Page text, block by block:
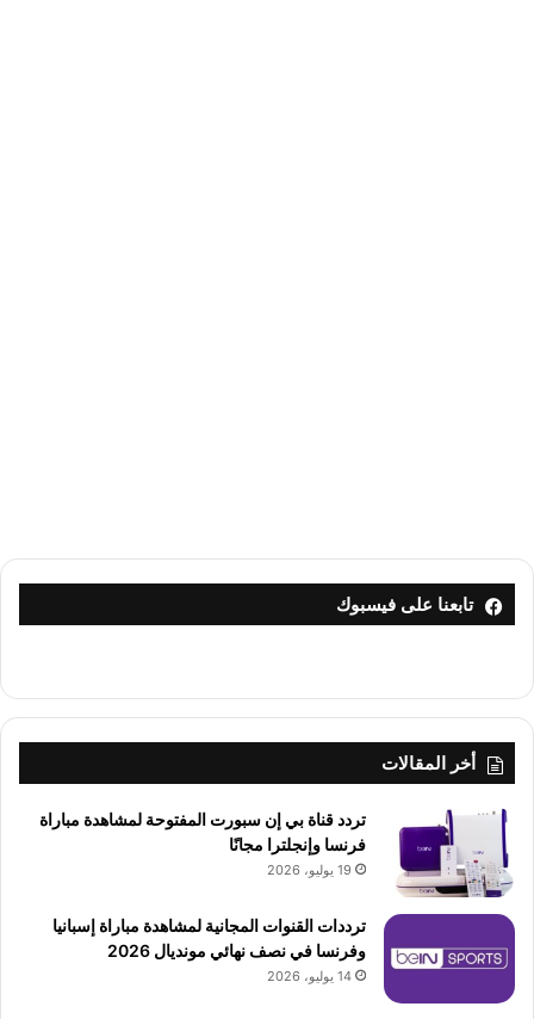
تابعنا على فيسبوك
أخر المقالات
تردد قناة بي إن سبورت المفتوحة لمشاهدة مباراة
فرنسا وإنجلترا مجانًا
19 يوليو، 2026
ترددات القنوات المجانية لمشاهدة مباراة إسبانيا
وفرنسا في نصف نهائي مونديال 2026
14 يوليو، 2026